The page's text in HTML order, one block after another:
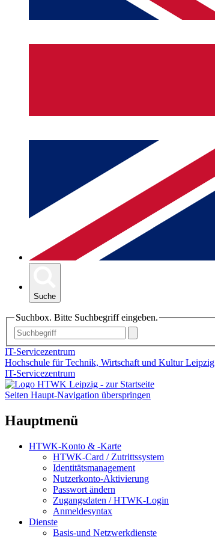
Suche
Suchbox. Bitte Suchbegriff eingeben.
IT-Servicezentrum
Hochschule für Technik, Wirtschaft und Kultur Leipzig
IT-Servicezentrum
Seiten Haupt-Navigation überspringen
Hauptmenü
HTWK-Konto & -Karte
HTWK-Card / Zutrittssystem
Identitätsmanagement
Nutzerkonto-Aktivierung
Passwort ändern
Zugangsdaten / HTWK-Login
Anmeldesyntax
Dienste
Basis-und Netzwerkdienste